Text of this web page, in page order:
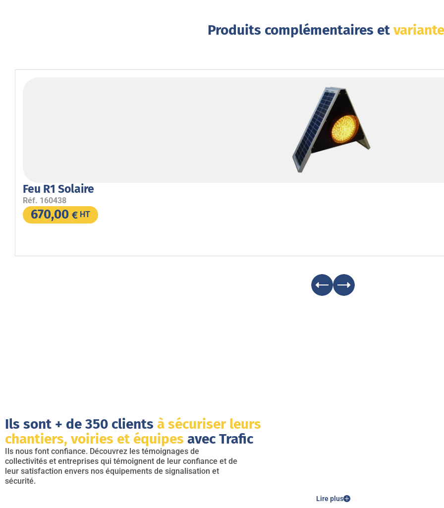
Produits complémentaires et
Feu R1 Solaire
Réf. 160438
670,00 € HT
Ils sont + de 350 clients à sécuriser leurs
chantiers, voiries et équipes avec Trafic
Ils nous font confiance. Découvrez les témoignages de
collectivités et entreprises qui témoignent de leur confiance et de
leur satisfaction envers nos équipements de signalisation et
sécurité.
Lire plus